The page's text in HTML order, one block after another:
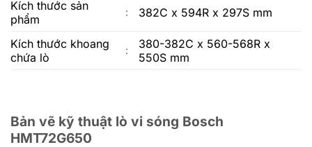
Kích thước sản
phẩm
: 382C x 594R x 297S mm
Kích thước khoang
chứa lò
:
380-382C x 560-568R x
550S mm
Bản vẽ kỹ thuật lò vi sóng Bosch
HMT72G650